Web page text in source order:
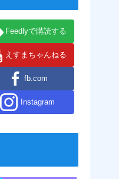
Feedlyで購読する
えすまちゃんねる
fb.com
Instagram